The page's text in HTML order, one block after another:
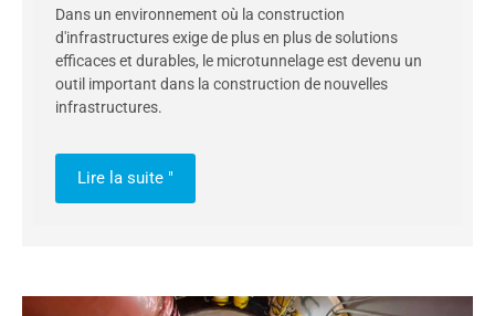
Dans un environnement où la construction
d'infrastructures exige de plus en plus de solutions
efficaces et durables, le microtunnelage est devenu un
outil important dans la construction de nouvelles
infrastructures.
Lire la suite "